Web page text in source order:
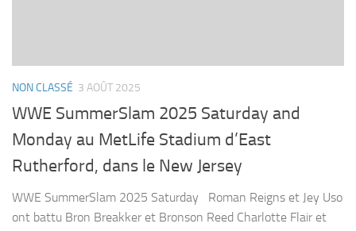
NON CLASSÉ 3 AOÛT 2025
WWE SummerSlam 2025 Saturday and
Monday au MetLife Stadium d’East
Rutherford, dans le New Jersey
WWE SummerSlam 2025 Saturday Roman Reigns et Jey Uso
ont battu Bron Breakker et Bronson Reed Charlotte Flair et